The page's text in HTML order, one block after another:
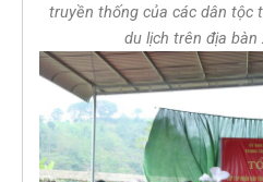
truyền thống của các dân tộc
du lịch trên địa bàn